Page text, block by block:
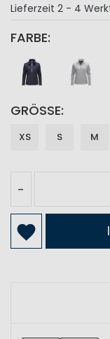
Lieferzeit 2 - 4
FARBE
GRÖSSE
XS S M
-